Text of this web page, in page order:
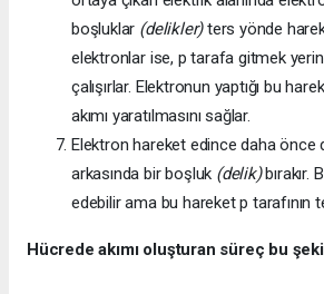
boşluklar (delikler)ters yönde
elektronlar ise, p tarafa gitmek
çalışırlar. Elektronun yaptığı bu
akımı yaratılmasını sağlar.
Elektron hareket edince daha önce
arkasında bir boşluk (delik)bırakır.
edebilir ama bu hareket p tarafının
Hücrede akımı oluşturan süreç bu